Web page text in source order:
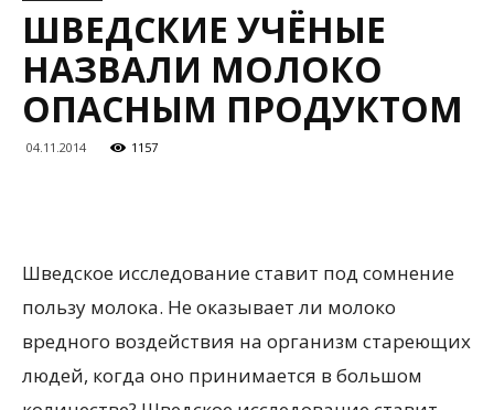
ШВЕДСКИЕ УЧЁНЫЕ
НАЗВАЛИ МОЛОКО
ОПАСНЫМ ПРОДУКТОМ
04.11.2014 1157
Шведское исследование ставит под сомнение
пользу молока. Не оказывает ли молоко
вредного воздействия на организм стареющих
людей, когда оно принимается в большом